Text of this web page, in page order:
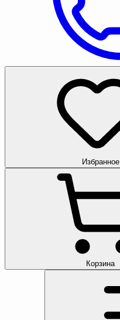
Избранное
Корзина